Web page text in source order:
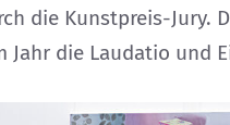
die Kunstpreis-Jury.
Jahr die Laudatio und